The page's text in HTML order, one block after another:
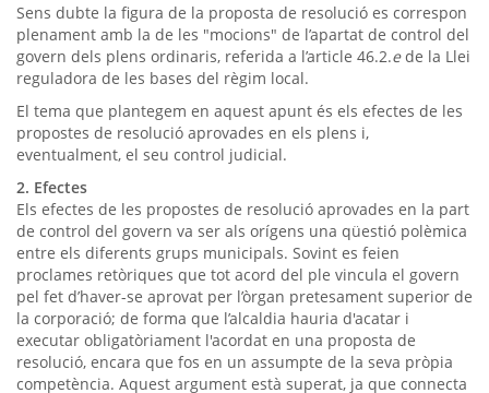
Sens dubte la figura de la proposta de resolució es correspon
plenament amb la de les "mocions" de l’apartat de control del
govern dels plens ordinaris, referida a l’article 46.2.ede la Llei
reguladora de les bases del règim local.
El tema que plantegem en aquest apunt és els efectes de les
propostes de resolució aprovades en els plens i,
eventualment, el seu control judicial.
2. Efectes
Els efectes de les propostes de resolució aprovades en la part
de control del govern va ser als orígens una qüestió polèmica
entre els diferents grups municipals. Sovint es feien
proclames retòriques que tot acord del ple vincula el govern
pel fet d’haver-se aprovat per l’òrgan pretesament superior de
la corporació; de forma que l’alcaldia hauria d'acatar i
executar obligatòriament l'acordat en una proposta de
resolució, encara que fos en un assumpte de la seva pròpia
competència. Aquest argument està superat, ja que connecta